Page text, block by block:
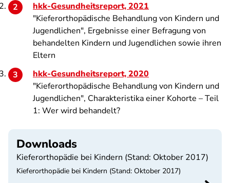
hkk-Gesundheitsreport, 2021
"Kieferorthopädische Behandlung von Kindern und
Jugendlichen", Ergebnisse einer Befragung von
behandelten Kindern und Jugendlichen sowie ihren
Eltern
hkk-Gesundheitsreport, 2020
"Kieferorthopädische Behandlung von Kindern und
Jugendlichen", Charakteristika einer Kohorte – Teil
1: Wer wird behandelt?
Downloads
Kieferorthopädie bei Kindern (Stand: Oktober 2017)
Kieferorthopädie bei Kindern (Stand: Oktober 2017)